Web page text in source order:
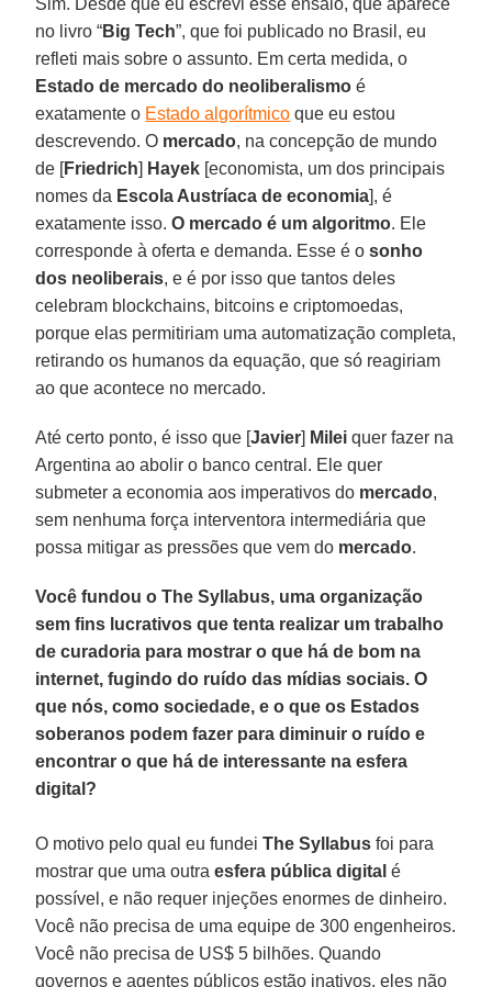
no livro “Big Tech”, que foi publicado no Brasil, eu
refleti mais sobre o assunto. Em certa medida, o
Estado de mercado do neoliberalismo é
exatamente o Estado algorítmico que eu estou
descrevendo. O mercado, na concepção de mundo
de [Friedrich] Hayek [economista, um dos principais
nomes da Escola Austríaca de economia], é
exatamente isso.O mercado é um algoritmo. Ele
corresponde à oferta e demanda. Esse é osonho
dos neoliberais, e é por isso que tantos deles
celebram blockchains, bitcoins e criptomoedas,
porque elas permitiriam uma automatização completa,
retirando os humanos da equação, que só reagiriam
ao que acontece no mercado.
Até certo ponto, é isso que [Javier] Milei quer fazer na
Argentina ao abolir o banco central. Ele quer
submeter a economia aos imperativos do mercado,
sem nenhuma força interventora intermediária que
possa mitigar as pressões que vem do mercado.
Você fundou o The Syllabus, uma organização
sem fins lucrativos que tenta realizar um trabalho
de curadoria para mostrar o que há de bom na
internet, fugindo do ruído das mídias sociais. O
que nós, como sociedade, e o que os Estados
soberanos podem fazer para diminuir o ruído e
encontrar o que há de interessante na esfera
digital?
O motivo pelo qual eu fundeiThe Syllabus foi para
mostrar que uma outraesfera pública digital é
possível, e não requer injeções enormes de dinheiro.
Você não precisa de uma equipe de 300 engenheiros.
Você não precisa de US$ 5 bilhões. Quando
governos e agentes públicos estão inativos, eles não